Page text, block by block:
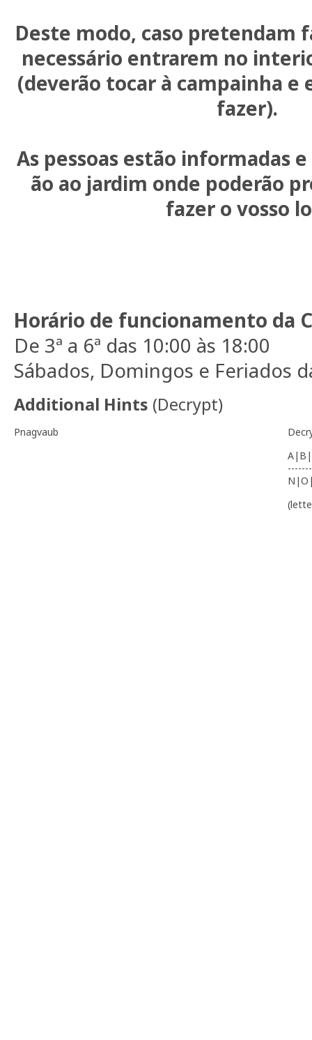
Deste modo, caso pretendam
necessário entrarem no
(deverão tocar à campainha e
fazer).
As pessoas estão informadas
ão ao jardim onde poderão
fazer o vosso
Horário de funcionamento da
De 3ª a 6ª das 10:00 às 18:00
Sábados, Domingos e Feriados
Additional Hints (Decrypt)
Pnagvaub